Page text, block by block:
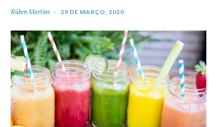
Rúben Martins 29 DE MARÇO, 2020